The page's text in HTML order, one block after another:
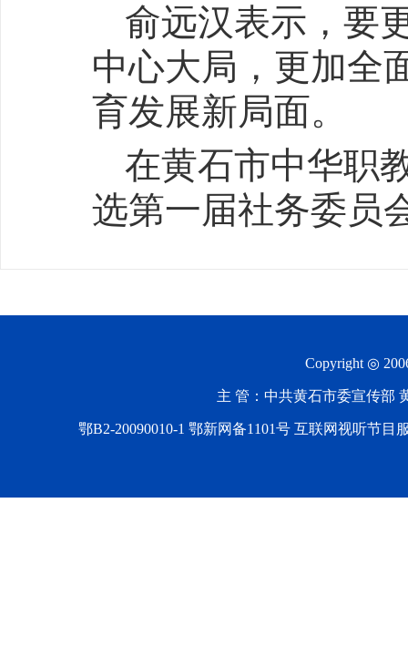
俞远汉表示，要
中心大局，更加全
育发展新局面。
在黄石市中华职
选第一届社务委
Copyright ◎
主 管：中共黄石市委宣传部
鄂B2-20090010-1 鄂新网备1101号 互联网视听节目